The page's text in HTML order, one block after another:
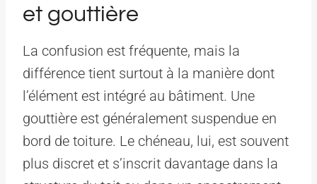
et gouttière
La confusion est fréquente, mais la
différence tient surtout à la manière dont
l’élément est intégré au bâtiment. Une
gouttière est généralement suspendue en
bord de toiture. Le chéneau, lui, est souvent
plus discret et s’inscrit davantage dans la